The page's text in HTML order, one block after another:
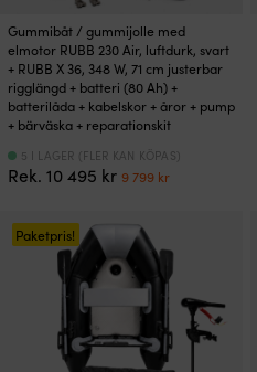
Gummibåt / gummijolle med
elmotor RUBB 230 Air, luftdurk, svart
+ RUBB X 36, 348 W, 71 cm justerbar
rigglängd + batteri (80 Ah) +
batterilåda + kabelskor + åror + pump
+ bärväska + reparationskit
Rek. 10 495 kr Det
var:
10
495 kr.
9 799 krDet
9
799 kr.
5 I LAGER (FLER KAN KÖPAS)
Paketpris!